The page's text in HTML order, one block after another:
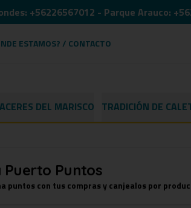
+56226567012 - Parque Arauco:
ESTAMOS? / CONTACTO
DEL MARISCO TRADICIÓN DE
Puerto Puntos
puntos con tus compras y canjealos por